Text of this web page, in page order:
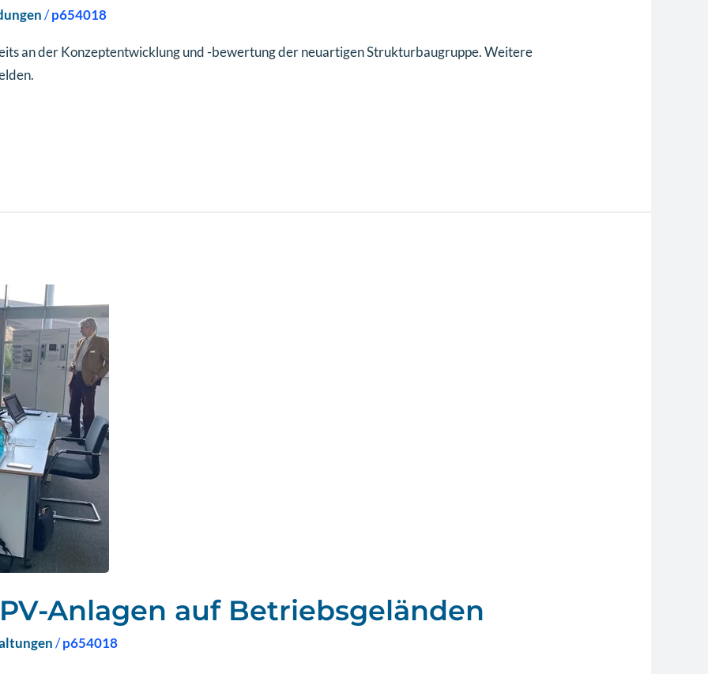
/p654018
an der Konzeptentwicklung und -bewertung der neuartigen Strukturbaugruppe. Weitere
Anlagen auf Betriebsgeländen
/p654018